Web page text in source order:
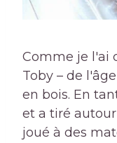
Comme je l'ai
Toby – de
en bois. En
et a tiré
joué à des